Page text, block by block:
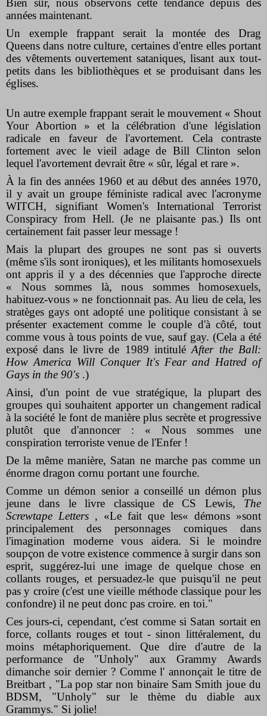
années maintenant.
Un exemple frappant serait la montée des Drag
Queens dans notre culture, certaines d'entre elles portant
des vêtements ouvertement sataniques, lisant aux tout-
petits dans les bibliothèques et se produisant dans les
églises.
Un autre exemple frappant serait le mouvement « Shout
Your Abortion » et la célébration d'une législation
radicale en faveur de l'avortement. Cela contraste
fortement avec le vieil adage de Bill Clinton selon
lequel l'avortement devrait être « sûr, légal et rare ».
À la fin des années 1960 et au début des années 1970,
il y avait un groupe féministe radical avec l'acronyme
WITCH, signifiant Women's International Terrorist
Conspiracy from Hell. (Je ne plaisante pas.) Ils ont
certainement fait passer leur message !
Mais la plupart des groupes ne sont pas si ouverts
(même s'ils sont ironiques), et les militants homosexuels
ont appris il y a des décennies que l'approche directe
« Nous sommes là, nous sommes homosexuels,
habituez-vous » ne fonctionnait pas. Au lieu de cela, les
stratèges gays ont adopté une politique consistant à se
présenter exactement comme le couple d'à côté, tout
comme vous à tous points de vue, sauf gay. (Cela a été
exposé dans le livre de 1989 intituléAfter the Ball:
How America Will Conquer It's Fear and Hatred of
Gays in the 90's .)
Ainsi, d'un point de vue stratégique, la plupart des
groupes qui souhaitent apporter un changement radical
à la société le font de manière plus secrète et progressive
plutôt que d'annoncer : « Nous sommes une
conspiration terroriste venue de l'Enfer !
De la même manière, Satan ne marche pas comme un
énorme dragon cornu portant une fourche.
Comme un démon senior a conseillé un démon plus
jeune dans le livre classique de CS Lewis, The
Screwtape Letters , «Le fait que les« démons »sont
principalement des personnages comiques dans
l'imagination moderne vous aidera. Si le moindre
soupçon de votre existence commence à surgir dans son
esprit, suggérez-lui une image de quelque chose en
collants rouges, et persuadez-le que puisqu'il ne peut
pas y croire (c'est une vieille méthode classique pour les
confondre) il ne peut donc pas croire. en toi."
Ces jours-ci, cependant, c'est comme si Satan sortait en
force, collants rouges et tout - sinon littéralement, du
moins métaphoriquement. Que dire d'autre de la
performance de "Unholy" aux Grammy Awards
dimanche soir dernier ? Comme l' annonçait le titre de
Breitbart , "La pop star non binaire Sam Smith joue du
BDSM, "Unholy" sur le thème du diable aux
Grammys." Si jolie!